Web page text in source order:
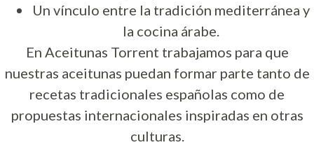
Un vínculo entre la tradición mediterránea y
la cocina árabe.
En Aceitunas Torrent trabajamos para que
nuestras aceitunas puedan formar parte tanto de
recetas tradicionales españolas como de
propuestas internacionales inspiradas en otras
culturas.